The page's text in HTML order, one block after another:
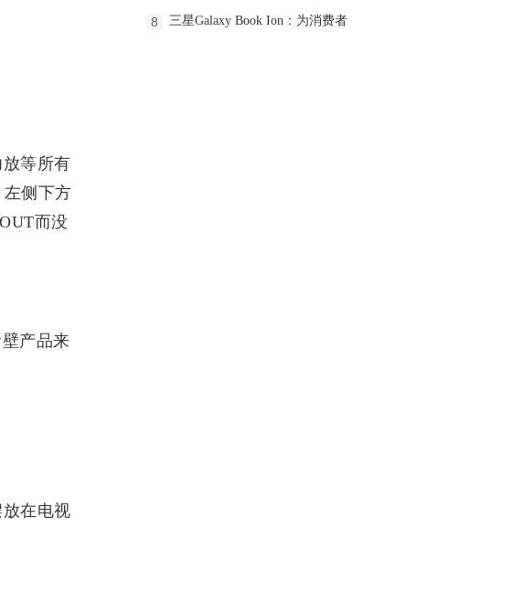
等所有
侧下方
而没
产品来
在电视
8 三星Galaxy Book Ion：为消费者